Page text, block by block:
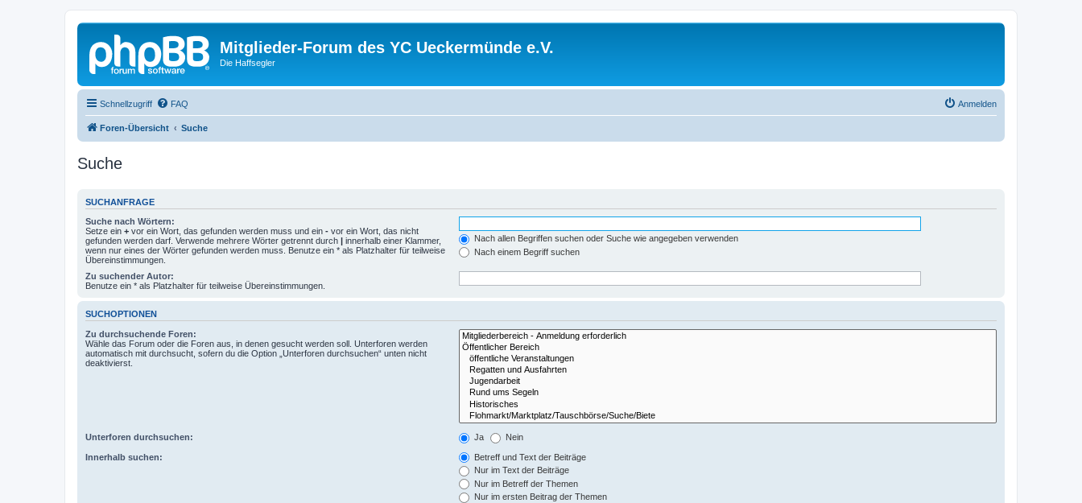
Mitglieder-Forum des YC Ueckermünde e.V.
Die Haffsegler
Schnellzugriff FAQ Anmelden
Foren-Übersicht Suche
Suche
SUCHANFRAGE
Suche nach Wörtern:
Setze ein + vor ein Wort, das gefunden werden muss und ein - vor ein Wort, das nicht
gefunden werden darf. Verwende mehrere Wörter getrennt durch | innerhalb einer Klammer,
wenn nur eines der Wörter gefunden werden muss. Benutze ein * als Platzhalter für teilweise
Übereinstimmungen.
Nach allen Begriffen suchen oder Suche wie angegeben verwenden
Nach einem Begriff suchen
Zu suchender Autor:
Benutze ein * als Platzhalter für teilweise Übereinstimmungen.
SUCHOPTIONEN
Zu durchsuchende Foren:
Wähle das Forum oder die Foren aus, in denen gesucht werden soll. Unterforen werden
automatisch mit durchsucht, sofern du die Option „Unterforen durchsuchen“ unten nicht
deaktivierst.
Unterforen durchsuchen: Ja Nein
Innerhalb suchen:
Betreff und Text der Beiträge
Nur im Text der Beiträge
Nur im Betreff der Themen
Nur im ersten Beitrag der Themen